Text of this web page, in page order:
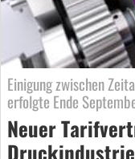
Einigung zwischen
erfolgte Ende
Neuer
Druckindustrie